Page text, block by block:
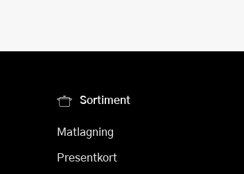
Sortiment
Matlagning
Presentkort